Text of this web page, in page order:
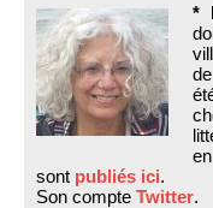
*
sont publiés ici.
Son compte Twitter.